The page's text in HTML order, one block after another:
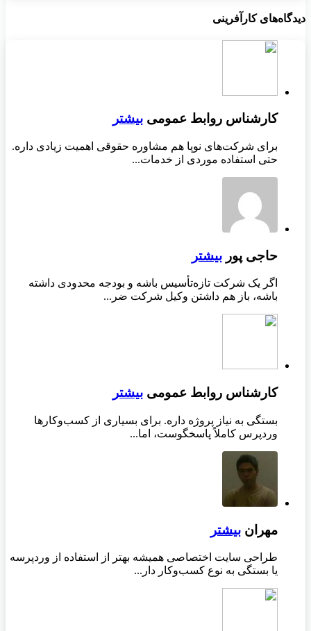
دیدگاه‌های کارآفرینی
کارشناس روابط عمومی بیشتر
برای شرکت‌های نوپا هم مشاوره حقوقی اهمیت زیادی داره.
حتی استفاده موردی از خدمات...
حاجی پور بیشتر
اگر یک شرکت تازه‌تأسیس باشه و بودجه محدودی داشته
باشه، باز هم داشتن وکیل شرکت ضر...
کارشناس روابط عمومی بیشتر
بستگی به نیاز پروژه داره. برای بسیاری از کسب‌وکارها
وردپرس کاملاً پاسخگوست، اما...
مهران بیشتر
طراحی سایت اختصاصی همیشه بهتر از استفاده از وردپرسه
یا بستگی به نوع کسب‌وکار دار...